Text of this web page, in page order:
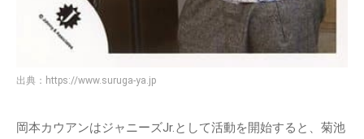
出典： https://www.suruga-ya.jp
岡本カウアンはジャニーズJr.として活動を開始すると、菊池